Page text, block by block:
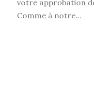
votre approbation
Comme à notre...